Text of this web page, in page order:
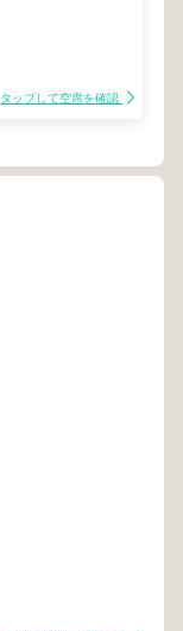
タップして空席を確認